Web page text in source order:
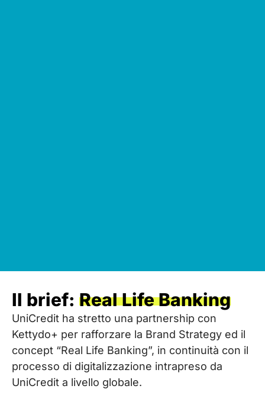
Il brief: Real Life Banking
UniCredit ha stretto una partnership con
Kettydo+ per rafforzare la Brand Strategy ed il
concept “Real Life Banking”, in continuità con il
processo di digitalizzazione intrapreso da
UniCredit a livello globale.